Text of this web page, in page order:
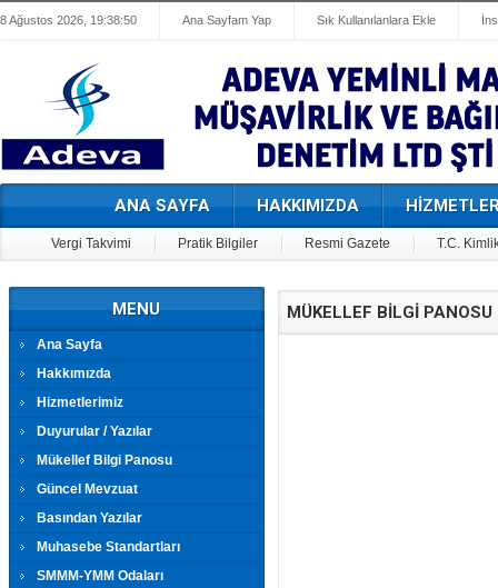
8 Ağustos 2026, 19:38:50 Ana Sayfam Yap Sık Kullanılanlara Ekle
ANA SAYFA HAKKIMIZDA
Vergi Takvimi Pratik Bilgiler Resmi Gazete T.C.
MENU
Ana Sayfa
Hakkımızda
Hizmetlerimiz
Duyurular / Yazılar
Mükellef Bilgi Panosu
Güncel Mevzuat
Basından Yazılar
Muhasebe Standartları
SMMM-YMM Odaları
MÜKELLEF BİLGİ PANOSU